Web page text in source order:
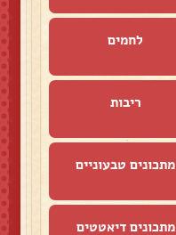
לחמים
ריבות
מתכונים טבעוניים
מתכונים דיאטטים